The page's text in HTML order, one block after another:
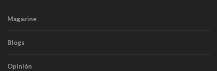
Magazine
Blogs
Opinión